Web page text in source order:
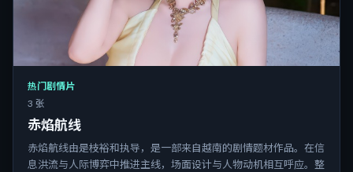
热门剧情片
3 张
赤焰航线
赤焰航线由是枝裕和执导，是一部来自越南的剧情题材作品。在信
息洪流与人际博弈中推进主线，场面设计与人物动机相互呼应。整